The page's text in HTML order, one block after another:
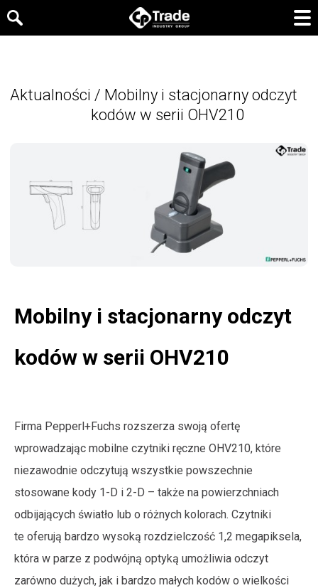
Aktualności / Mobilny i stacjonarny odczyt
kodów w serii OHV210
Mobilny i stacjonarny odczyt
kodów w serii OHV210
Firma Pepperl+Fuchs rozszerza swoją ofertę
wprowadzając mobilne czytniki ręczne OHV210, które
niezawodnie odczytują wszystkie powszechnie
stosowane kody 1-D i 2-D – także na powierzchniach
odbijających światło lub o różnych kolorach. Czytniki
te oferują bardzo wysoką rozdzielczość 1,2 megapiksela,
która w parze z podwójną optyką umożliwia odczyt
zarówno dużych, jak i bardzo małych kodów o wielkości